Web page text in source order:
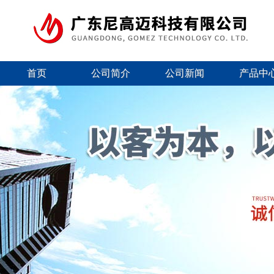
首页 公司简介 公司新闻 产品中